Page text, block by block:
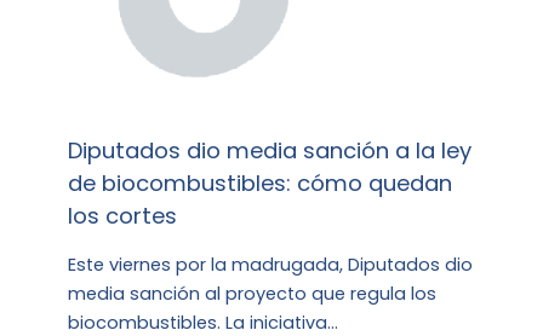
Diputados dio media sanción a la ley
de biocombustibles: cómo quedan
los cortes
Este viernes por la madrugada, Diputados dio
media sanción al proyecto que regula los
biocombustibles. La iniciativa…